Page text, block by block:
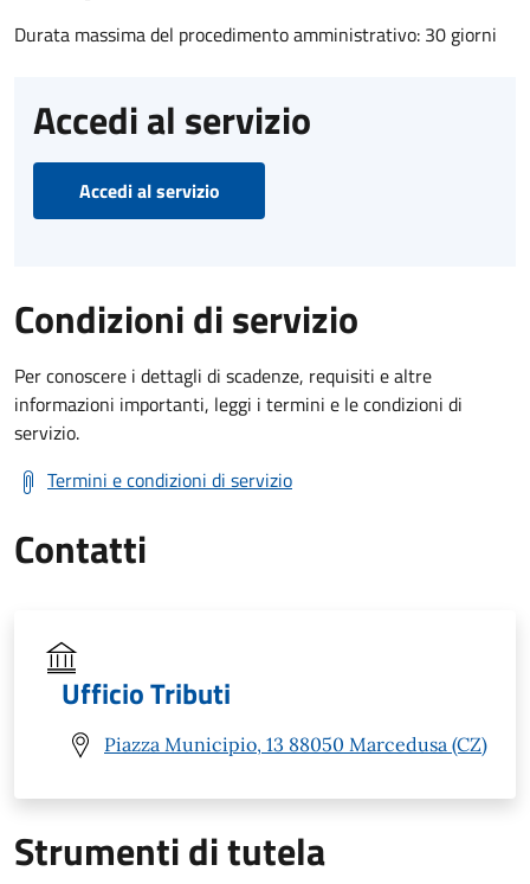
Durata massima del procedimento amministrativo: 30 giorni
Accedi al servizio
Accedi al servizio
Condizioni di servizio
Per conoscere i dettagli di scadenze, requisiti e altre
informazioni importanti, leggi i termini e le condizioni di
servizio.
Termini e condizioni di servizio
Contatti
Ufficio Tributi
Piazza Municipio, 13 88050 Marcedusa (CZ)
Strumenti di tutela